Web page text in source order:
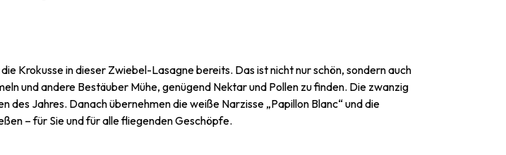
Krokusse in dieser Zwiebel-Lasagne bereits. Das ist nicht nur schön, sondern auch
und andere Bestäuber Mühe, genügend Nektar und Pollen zu finden. Die zwanzig
Jahres. Danach übernehmen die weiße Narzisse „Papillon Blanc“ und die
– für Sie und für alle fliegenden Geschöpfe.